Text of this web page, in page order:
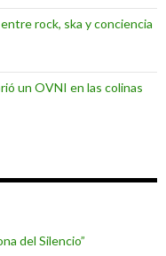
rock, ska y conciencia
un OVNI en las colinas
del Silencio”